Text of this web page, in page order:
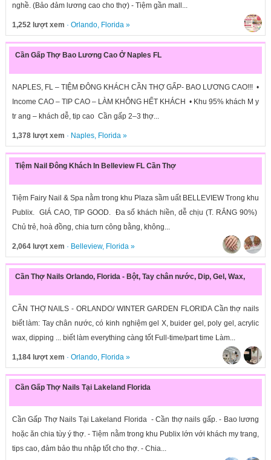
nghề. (Bảo đảm lương cao cho thợ) - Tiệm gần mall...
1,252 lượt xem · Orlando, Florida»
Cần Gấp Thợ Bao Lương Cao Ở Naples FL
NAPLES, FL – TIỆM ĐÔNG KHÁCH CẦN THỢ GẤP- BAO LƯƠNG CAO!!! •
Income CAO – TIP CAO – LÀM KHÔNG HẾT KHÁCH • Khu 95% khách M y
tr ang – khách dễ, tip cao Cần gấp 2–3 thợ...
1,378 lượt xem · Naples, Florida»
Tiệm Nail Đông Khách In Belleview FL Cần Thợ
Tiệm Fairy Nail & Spa nằm trong khu Plaza sầm uất BELLEVIEW Trong khu
Publix. GIÁ CAO, TIP GOOD. Đa số khách hiền, dễ chịu (T. RẮNG 90%)
Chủ trẻ, hoà đồng, chia turn công bằng, không...
2,064 lượt xem · Belleview, Florida»
Cần Thợ Nails Orlando, Florida - Bột, Tay chân nước, Dip, Gel, Wax,
CẦN THỢ NAILS - ORLANDO/ WINTER GARDEN FLORIDA Cần thợ nails
biết làm: Tay chân nước, có kinh nghiệm gel X, buider gel, poly gel, acrylic
wax, dipping ... biết làm everything càng tốt Full-time/part time Làm...
1,184 lượt xem · Orlando, Florida»
Cần Gấp Thợ Nails Tại Lakeland Florida
Cần Gấp Thợ Nails Tại Lakeland Florida - Cần thợ nails gấp. - Bao lương
hoặc ăn chia tùy ý thợ. - Tiệm nằm trong khu Publix lớn với khách my trang,
tips cao, đảm bảo thu nhập tốt cho thợ. - Chia...